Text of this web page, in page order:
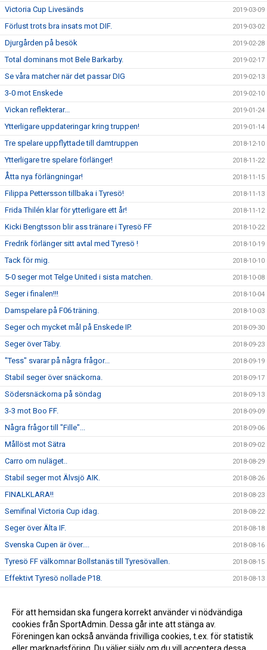
Victoria Cup Livesänds 2019-03-09
Förlust trots bra insats mot DIF. 2019-03-02
Djurgården på besök 2019-02-28
Total dominans mot Bele Barkarby. 2019-02-17
Se våra matcher när det passar DIG 2019-02-13
3-0 mot Enskede 2019-02-10
Vickan reflekterar... 2019-01-24
Ytterligare uppdateringar kring truppen! 2019-01-14
Tre spelare uppflyttade till damtruppen 2018-12-10
Ytterligare tre spelare förlänger! 2018-11-22
Åtta nya förlängningar! 2018-11-15
Filippa Pettersson tillbaka i Tyresö! 2018-11-13
Frida Thilén klar för ytterligare ett år! 2018-11-12
Kicki Bengtsson blir ass tränare i Tyresö FF 2018-10-22
Fredrik förlänger sitt avtal med Tyresö ! 2018-10-19
Tack för mig. 2018-10-10
5-0 seger mot Telge United i sista matchen. 2018-10-08
Seger i finalen!!! 2018-10-04
Damspelare på F06 träning. 2018-10-03
Seger och mycket mål på Enskede IP. 2018-09-30
Seger över Täby. 2018-09-23
"Tess" svarar på några frågor... 2018-09-19
Stabil seger över snäckorna. 2018-09-17
Södersnäckorna på söndag 2018-09-13
3-3 mot Boo FF. 2018-09-09
Några frågor till "Fille"... 2018-09-06
Mållöst mot Sätra 2018-09-02
Carro om nuläget.. 2018-08-29
Stabil seger mot Älvsjö AIK. 2018-08-26
FINALKLARA!! 2018-08-23
Semifinal Victoria Cup idag. 2018-08-22
Seger över Älta IF. 2018-08-18
Svenska Cupen är över.... 2018-08-16
Tyresö FF välkomnar Bollstanäs till Tyresövallen. 2018-08-15
Effektivt Tyresö nollade P18. 2018-08-13
Seger mot AIK. 2018-02-03
Ida " Bengan " Bengtsson är klar för 2020 !
För att hemsidan ska fungera korrekt använder vi nödvändiga
cookies från SportAdmin. Dessa går inte att stänga av.
Föreningen kan också använda frivilliga cookies, t.ex. för statistik